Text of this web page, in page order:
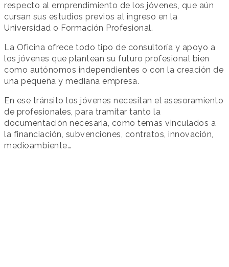
respecto al emprendimiento de los jóvenes, que aún
cursan sus estudios previos al ingreso en la
Universidad o Formación Profesional.
La Oficina ofrece todo tipo de consultoría y apoyo a
los jóvenes que plantean su futuro profesional bien
como autónomos independientes o con la creación de
una pequeña y mediana empresa.
En ese tránsito los jóvenes necesitan el asesoramiento
de profesionales, para tramitar tanto la
documentación necesaria, como temas vinculados a
la financiación, subvenciones, contratos, innovación,
medioambiente…